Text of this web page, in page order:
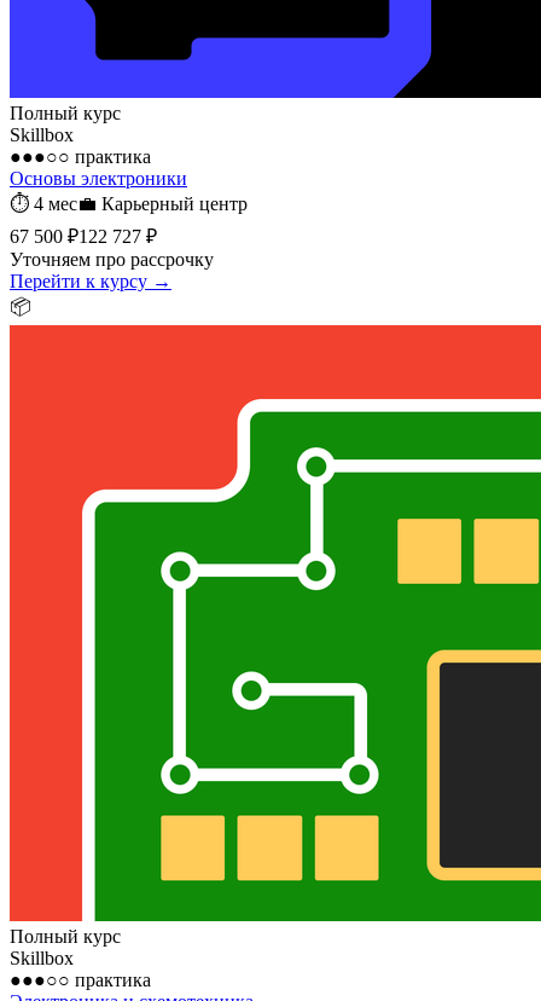
Полный курс
Skillbox
●●●○○ практика
Основы электроники
⏱ 4 мес💼 Карьерный центр
67 500 ₽122 727 ₽
Уточняем про рассрочку
Перейти к курсу →
📦
Полный курс
Skillbox
●●●○○ практика